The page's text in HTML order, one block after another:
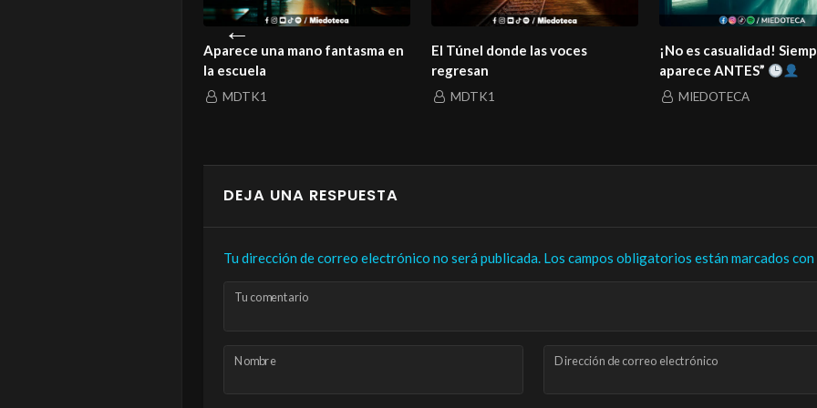
Aparece una mano fantasma en
la escuela
MDTK1
El Túnel donde las voces
regresan
MDTK1
¡No es casualidad!
aparece ANTES”
MIEDOTECA
DEJA UNA RESPUESTA
Tu dirección de correo electrónico no será publicada. Los campos obligatorios están marcados con
Tu comentario
Nombre Dirección de correo electrónico